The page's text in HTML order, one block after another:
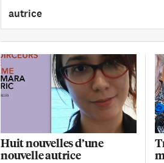
Huit nouvelles d’une
nouvelle autrice